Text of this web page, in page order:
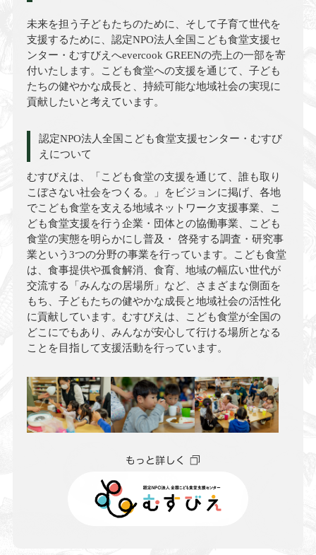
未来を担う子どもたちのために、そして子育て世代を
支援するために、認定NPO法人全国こども食堂支援セ
ンター・むすびえへevercook GREENの売上の一部を寄
付いたします。こども食堂への支援を通じて、子ども
たちの健やかな成長と、持続可能な地域社会の実現に
貢献したいと考えています。
認定NPO法人全国こども食堂支援センター・むすび
えについて
むすびえは、「こども食堂の支援を通じて、誰も取り
こぼさない社会をつくる。」をビジョンに掲げ、各地
でこども食堂を支える地域ネットワーク支援事業、こ
ども食堂支援を行う企業・団体との協働事業、こども
食堂の実態を明らかにし普及・ 啓発する調査・研究事
業という3つの分野の事業を行っています。こども食堂
は、食事提供や孤食解消、食育、地域の幅広い世代が
交流する「みんなの居場所」など、さまざまな側面を
もち、子どもたちの健やかな成長と地域社会の活性化
に貢献しています。むすびえは、こども食堂が全国の
どこにでもあり、みんなが安心して行ける場所となる
ことを目指して支援活動を行っています。